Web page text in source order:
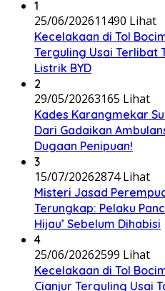
1
25/06/202611490 Lihat
Kecelakaan di Tol
Terguling Usai Terlibat
Listrik BYD
2
29/05/20263165 Lihat
Kades Karangmekar
Dari Gadaikan
Dugaan Penipuan!
3
15/07/20262874 Lihat
Misteri Jasad
Terungkap: Pelaku
Hijau’ Sebelum Dihabisi
4
25/06/20262599 Lihat
Kecelakaan di Tol
Cianjur Terguling Usai